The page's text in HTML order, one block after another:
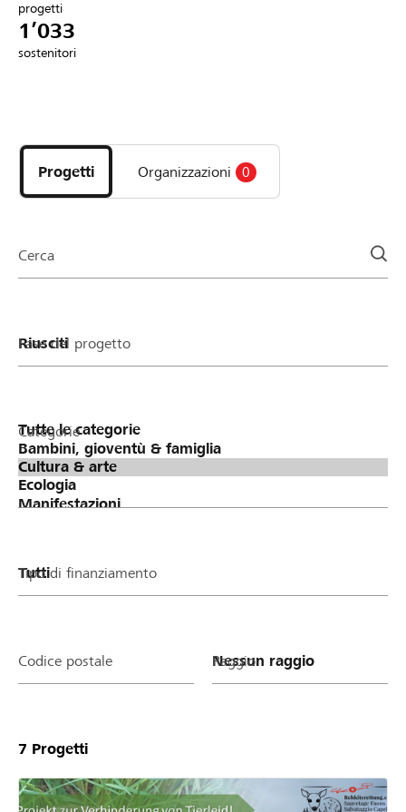
Collegarsi
DE FR IT
progetti
1’033
sostenitori
i
progetti
e
della
Progetti Organizzazioni 0
Cerca
Fase del progetto
Categorie
Tipo di finanziamento
Codice postale Raggio
7 Progetti